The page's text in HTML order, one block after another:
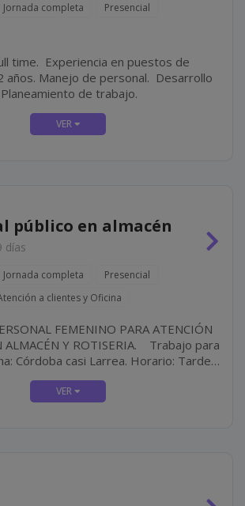
Jornada completa
Presencial
en puestos de
Desarrollo
de carta/menu. Planeamiento de trabajo.
público en almacén
días
Jornada completa
Presencial
a clientes y Oficina
FEMENINO PARA ATENCIÓN
Y ROTISERIA. Trabajo para
Noche Requisitos: Buena Presencia y...